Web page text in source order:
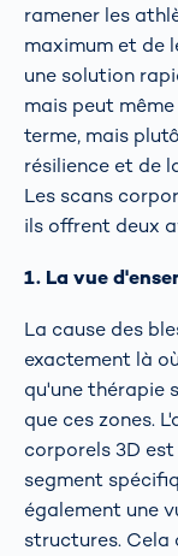
ramener les
maximum et de
une solution
mais peut
terme, mais
résilience et de
Les scans
ils offrent deux
1. La vue
La cause des
exactement là
qu'une thérapie
que ces zones.
corporels 3D
segment
également une
structures. Cela